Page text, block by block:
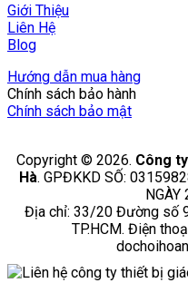
Giới Thiệu
Liên Hệ
Blog
Hướng dẫn mua hàng
Chính sách bảo hành
Chính sách bảo mật
Copyright © 2026. Công
Hà. GPĐKKD SỐ:
Địa chỉ: 33/20 Đường số
TP.HCM. Điện